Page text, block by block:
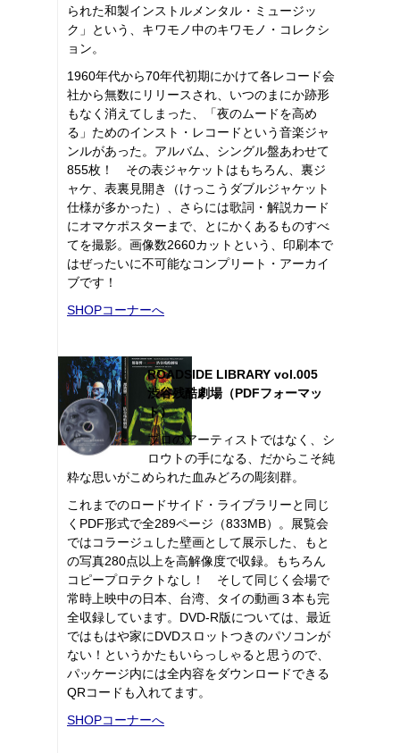
られた和製インストルメンタル・ミュージッ
ク」という、キワモノ中のキワモノ・コレクシ
ョン。
1960年代から70年代初期にかけて各レコード会
社から無数にリリースされ、いつのまにか跡形
もなく消えてしまった、「夜のムードを高め
る」ためのインスト・レコードという音楽ジャ
ンルがあった。アルバム、シングル盤あわせて
855枚！ その表ジャケットはもちろん、裏ジ
ャケ、表裏見開き（けっこうダブルジャケット
仕様が多かった）、さらには歌詞・解説カード
にオマケポスターまで、とにかくあるものすべ
てを撮影。画像数2660カットという、印刷本で
はぜったいに不可能なコンプリート・アーカイ
ブです！
SHOPコーナーへ
ROADSIDE LIBRARY vol.005
渋谷残酷劇場（PDFフォーマッ
ト）
プロのアーティストではなく、シ
ロウトの手になる、だからこそ純
粋な思いがこめられた血みどろの彫刻群。
これまでのロードサイド・ライブラリーと同じ
くPDF形式で全289ページ（833MB）。展覧会
ではコラージュした壁画として展示した、もと
の写真280点以上を高解像度で収録。もちろん
コピープロテクトなし！ そして同じく会場で
常時上映中の日本、台湾、タイの動画３本も完
全収録しています。DVD-R版については、最近
ではもはや家にDVDスロットつきのパソコンが
ない！というかたもいらっしゃると思うので、
パッケージ内には全内容をダウンロードできる
QRコードも入れてます。
SHOPコーナーへ